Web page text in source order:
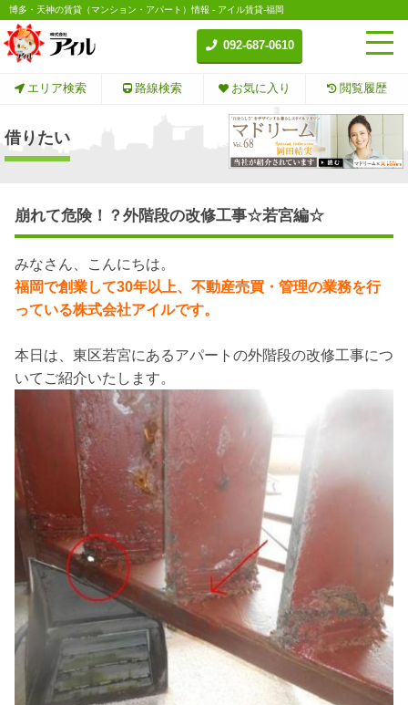
博多・天神の賃貸（マンション・アパート）情報 - アイル賃貸-福岡
092-687-0610
エリア検索 路線検索 お気に入り 閲覧履歴
借りたい
崩れて危険！？外階段の改修工事☆若宮編☆
みなさん、こんにちは。
福岡で創業して30年以上、不動産売買・管理の業務を行
っている株式会社アイルです。
本日は、東区若宮にあるアパートの外階段の改修工事につ
いてご紹介いたします。